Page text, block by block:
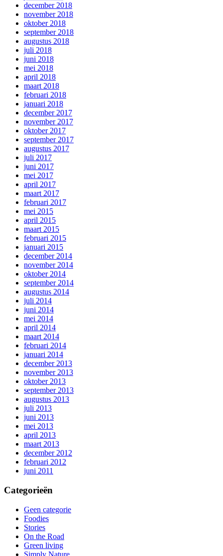
december 2018
november 2018
oktober 2018
september 2018
augustus 2018
juli 2018
juni 2018
mei 2018
april 2018
maart 2018
februari 2018
januari 2018
december 2017
november 2017
oktober 2017
september 2017
augustus 2017
juli 2017
juni 2017
mei 2017
april 2017
maart 2017
februari 2017
mei 2015
april 2015
maart 2015
februari 2015
januari 2015
december 2014
november 2014
oktober 2014
september 2014
augustus 2014
juli 2014
juni 2014
mei 2014
april 2014
maart 2014
februari 2014
januari 2014
december 2013
november 2013
oktober 2013
september 2013
augustus 2013
juli 2013
juni 2013
mei 2013
april 2013
maart 2013
december 2012
februari 2012
juni 2011
Categorieën
Geen categorie
Foodies
Stories
On the Road
Green living
Simply Nature